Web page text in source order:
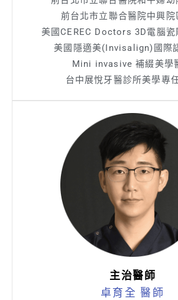
前台北市立聯合醫院中興院
美國CEREC Doctors 3D電腦瓷
美國隱適美(Invisalign)國際
Mini invasive 補綴美學
台中展悅牙醫診所美學專
主治醫師
卓育全 醫師